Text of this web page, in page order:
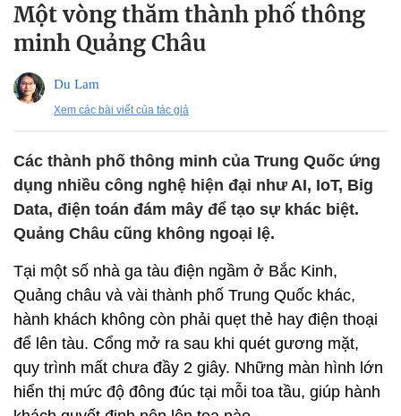
Một vòng thăm thành phố thông
minh Quảng Châu
Du Lam
Xem các bài viết của tác giả
Các thành phố thông minh của Trung Quốc ứng
dụng nhiều công nghệ hiện đại như AI, IoT, Big
Data, điện toán đám mây để tạo sự khác biệt.
Quảng Châu cũng không ngoại lệ.
Tại một số nhà ga tàu điện ngầm ở Bắc Kinh,
Quảng châu và vài thành phố Trung Quốc khác,
hành khách không còn phải quẹt thẻ hay điện thoại
để lên tàu. Cổng mở ra sau khi quét gương mặt,
quy trình mất chưa đầy 2 giây. Những màn hình lớn
hiển thị mức độ đông đúc tại mỗi toa tầu, giúp hành